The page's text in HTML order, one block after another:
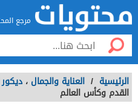
مرجع
الرئيسية / العناية والجمال ،
القدم وكأس العالم